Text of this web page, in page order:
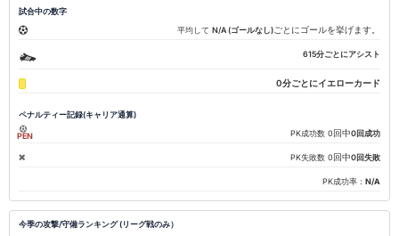
試合中の数字
平均してN/A (ゴールなし)ごとにゴールを挙げます。
615分ごとにアシスト
0分ごとにイエローカード
ペナルティー記録(キャリア通算)
PEN PK成功数 0回中0回成功
PK失敗数 0回中0回失敗
PK成功率：N/A
今季の攻撃/守備ランキング (リーグ戦のみ）